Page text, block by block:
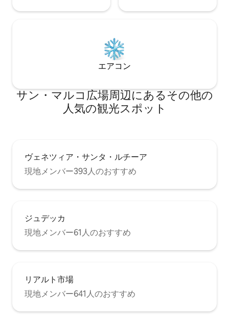
下、ロマンチックなヴェネツィアの特徴
り、宮殿の3面を見渡すことができます。
リビングルームからは、広いサント・マ
ウリツィオ広場の素晴らしい眺めが楽し
めます。 定期的に特徴的な骨董市が開催
ムからは、重要なゴシック様式の建物
と、ヴェネツィアの建築家ジャンアント
ニオ・セルヴァによって建てられた同名
の新古典主義の教会とその雄大な鐘楼を
アンティーク暖炉が備え付けられてお
り、典型的なヴェネツィアンスタイル
で、温かく快適な雰囲気があります。 シ
ャワー付きのバスルームは、貴重な3色の
ガラスモザイクで作られており、洗濯機
食器洗い機、電子レンジ、トースター、
ケトル、コーヒーメーカーが完備されて
ロフトには小さな専用エリアがあり、読
わずか100mのところにあるカナル・グラ
ンデの一部を見渡せる素敵なテラスが、
リラックスしたり、星空の下でロマンチ
ックなディナーを楽しむのに最適な場所
エアコン
サン・マルコ広場⁠周⁠辺⁠に⁠あ⁠るそ⁠の⁠他⁠の
人⁠気⁠の観⁠光⁠ス⁠ポ⁠ッ⁠ト
ヴェネツィア・サンタ・ルチーア
現地メンバー393人のおすすめ
ジュデッカ
現地メンバー61人のおすすめ
リアルト市場
現地メンバー641人のおすすめ